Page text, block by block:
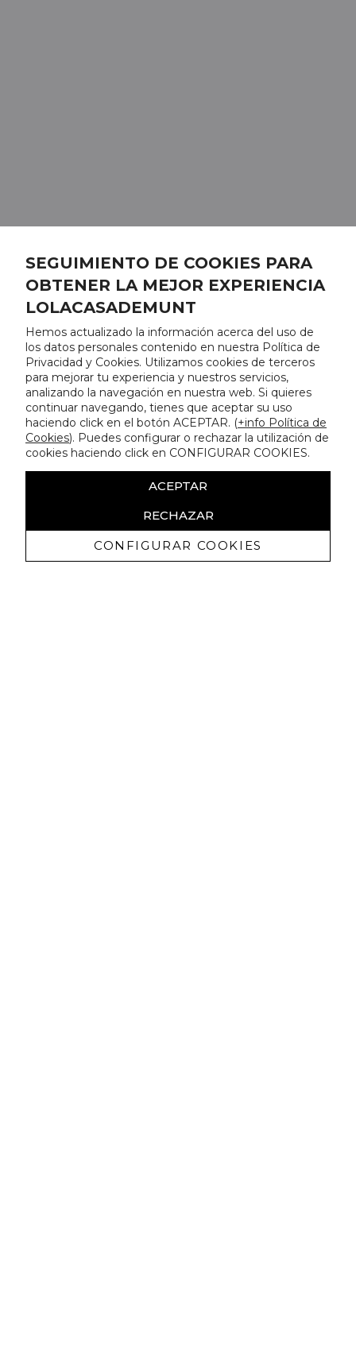
SEGUIMIENTO DE COOKIES PARA
OBTENER LA MEJOR EXPERIENCIA
LOLACASADEMUNT
Hemos actualizado la información acerca del uso de
los datos personales contenido en nuestra Política de
Privacidad y Cookies. Utilizamos cookies de terceros
para mejorar tu experiencia y nuestros servicios,
analizando la navegación en nuestra web. Si quieres
continuar navegando, tienes que aceptar su uso
haciendo click en el botón ACEPTAR. (+info Política de
Cookies). Puedes configurar o rechazar la utilización de
cookies haciendo click en CONFIGURAR COOKIES.
ACEPTAR
RECHAZAR
CONFIGURAR COOKIES